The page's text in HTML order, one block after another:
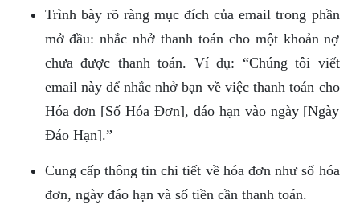
Trình bày rõ ràng mục đích của email trong phần
mở đầu: nhắc nhở thanh toán cho một khoản nợ
chưa được thanh toán. Ví dụ: “Chúng tôi viết
email này để nhắc nhở bạn về việc thanh toán cho
Hóa đơn [Số Hóa Đơn], đáo hạn vào ngày [Ngày
Đáo Hạn].”
Cung cấp thông tin chi tiết về hóa đơn như số hóa
đơn, ngày đáo hạn và số tiền cần thanh toán.